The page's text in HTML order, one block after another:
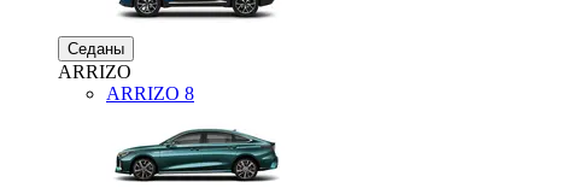
Седаны
ARRIZO
ARRIZO 8